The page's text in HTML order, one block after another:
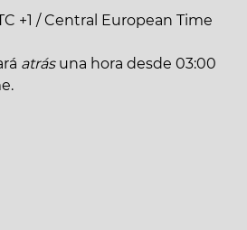
+1 / Central European Time
atrásuna hora desde 03:00